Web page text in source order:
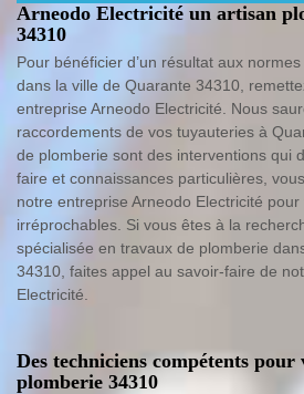
Arneodo Electricité un artisan
34310
Pour bénéficier d’un résultat aux
dans la ville de Quarante 34310,
entreprise Arneodo Electricité. Nous
raccordements de vos tuyauteries à
de plomberie sont des interventions qui
faire et connaissances particulières,
notre entreprise Arneodo Electricité
irréprochables. Si vous êtes à la
spécialisée en travaux de plomberie
34310, faites appel au savoir-faire de
Electricité.
Des techniciens compétents pour
plomberie 34310